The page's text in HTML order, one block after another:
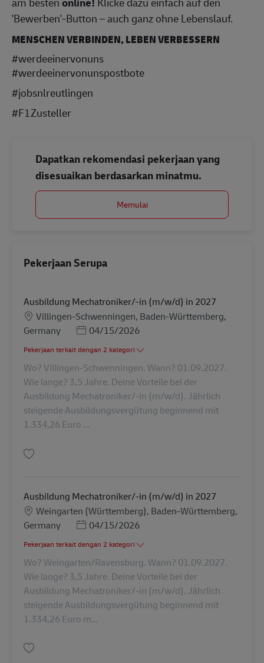
'Bewerben'-Button – auch ganz ohne Lebenslauf.
MENSCHEN VERBINDEN, LEBEN VERBESSERN
#werdeeinervonuns
#werdeeinervonunspostbote
#jobsnlreutlingen
#F1Zusteller
Dapatkan rekomendasi pekerjaan yang
disesuaikan berdasarkan minatmu.
Memulai
Pekerjaan Serupa
Ausbildung Mechatroniker/-in (m/w/d) in 2027
LokasiVillingen-Schwenningen, Baden-Württemberg,
Germany
Posted Date
04/15/2026
Pekerjaan terkait dengan 2 kategori
Wo? Villingen-Schwenningen. Wann? 01.09.2027.
Wie lange? 3,5 Jahre. Deine Vorteile bei der
Ausbildung Mechatroniker/-in (m/w/d). Jährlich
steigende Ausbildungsvergütung beginnend mit
1.334,26 Euro ...
Ausbildung Mechatroniker/-in (m/w/d) in 2027
LokasiWeingarten (Württemberg), Baden-Württemberg,
Germany
Posted Date
04/15/2026
Pekerjaan terkait dengan 2 kategori
Wo? Weingarten/Ravensburg. Wann? 01.09.2027.
Wie lange? 3,5 Jahre. Deine Vorteile bei der
Ausbildung Mechatroniker/-in (m/w/d). Jährlich
steigende Ausbildungsvergütung beginnend mit
1.334,26 Euro m...